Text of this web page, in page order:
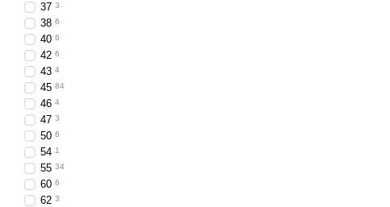
37 3
38 6
40 6
42 6
43 4
45 84
46 4
47 3
50 6
54 1
55 34
60 6
62 3